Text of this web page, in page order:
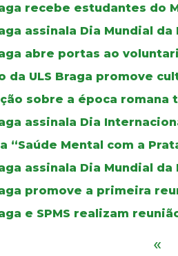
recebe estudantes do
assinala Dia Mundial
abre portas ao
da ULS Braga promove
sobre a época romana
assinala Dia
“Saúde Mental com a
assinala Dia Mundial
promove a primeira
e SPMS realizam
«